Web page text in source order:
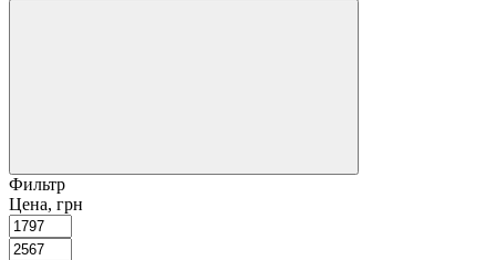
Фильтр
Цена, грн